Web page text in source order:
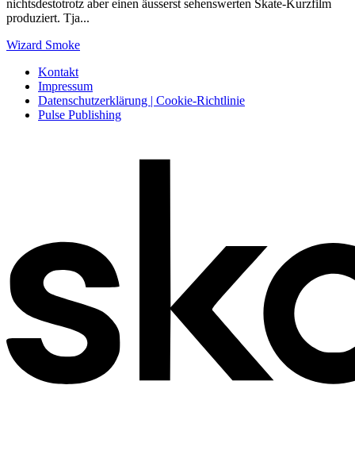
nichtsdestotrotz aber einen äusserst sehenswerten Skate-Kurzfilm
produziert. Tja...
Wizard Smoke
Kontakt
Impressum
Datenschutzerklärung | Cookie-Richtlinie
Pulse Publishing